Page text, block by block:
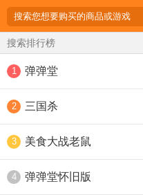
搜索排行榜
1 弹弹堂
2 三国杀
3 美食大战老鼠
4 弹弹堂怀旧版